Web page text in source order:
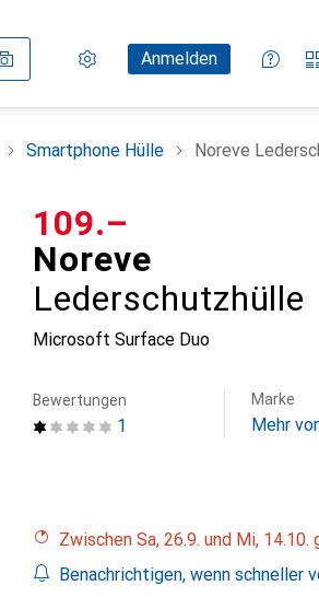
Einstellungen
KundenkontoAnmelden
Vergleichslisten
Merklisten
Warenkorb
Smartphone Hülle Noreve
Noreve
Lederschutzhülle
Microsoft Surface Duo
CHF
109.–
1
Bewertungen Marke
Mehr
Zwischen Sa, 26.9. und Mi,
Benachrichtigen, wenn schneller